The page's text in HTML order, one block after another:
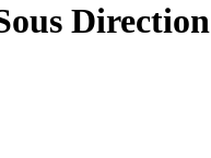
Direction